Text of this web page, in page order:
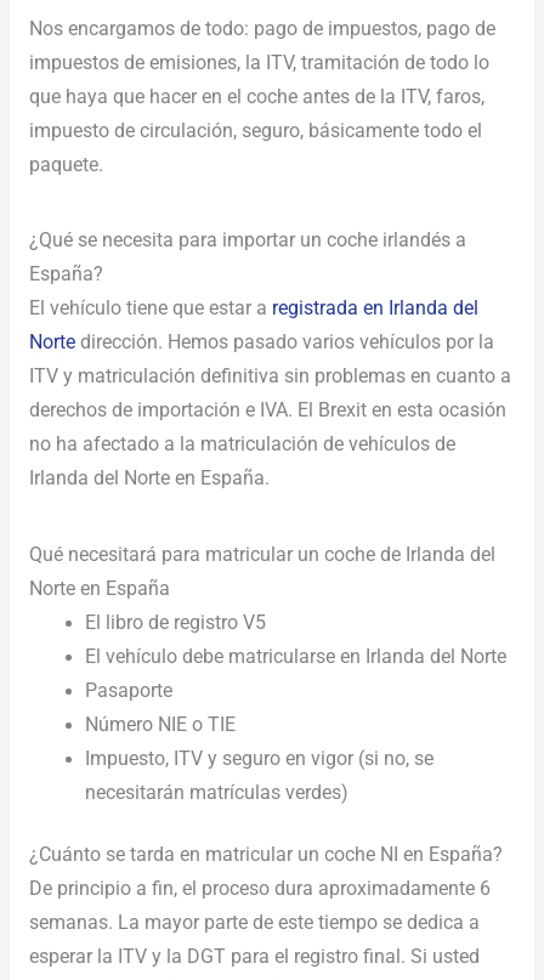
Nos encargamos de todo: pago de impuestos, pago de
impuestos de emisiones, la ITV, tramitación de todo lo
que haya que hacer en el coche antes de la ITV, faros,
impuesto de circulación, seguro, básicamente todo el
paquete.
¿Qué se necesita para importar un coche irlandés a
España?
El vehículo tiene que estar a registrada en Irlanda del
Nortedirección. Hemos pasado varios vehículos por la
ITV y matriculación definitiva sin problemas en cuanto a
derechos de importación e IVA. El Brexit en esta ocasión
no ha afectado a la matriculación de vehículos de
Irlanda del Norte en España.
Qué necesitará para matricular un coche de Irlanda del
Norte en España
El libro de registro V5
El vehículo debe matricularse en Irlanda del Norte
Pasaporte
Número NIE o TIE
Impuesto, ITV y seguro en vigor (si no, se
necesitarán matrículas verdes)
¿Cuánto se tarda en matricular un coche NI en España?
De principio a fin, el proceso dura aproximadamente 6
semanas. La mayor parte de este tiempo se dedica a
esperar la ITV y la DGT para el registro final. Si usted